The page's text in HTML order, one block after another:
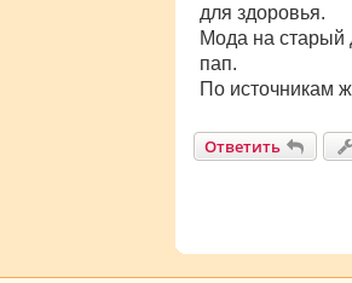
для здоровья.
Мода на старый
пап.
По
Ответить